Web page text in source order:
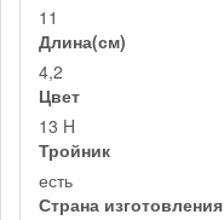
11
Длина(см)
4,2
Цвет
13 H
Тройник
есть
Страна изготовления